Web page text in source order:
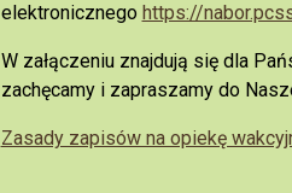
elektronicznego https://
W załączeniu znajdują się dla
zachęcamy i zapraszamy do
Zasady zapisów na opiekę